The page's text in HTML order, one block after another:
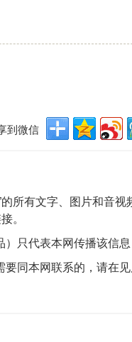
到微信
所有文字、图片和音
。
只代表本网传播该信息
同本网联系的，请在见